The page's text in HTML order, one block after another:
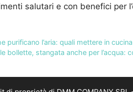
salutari e con benefici per
purificano l’aria: quali mettere in cucina
bollette, stangata anche per l’acqua: